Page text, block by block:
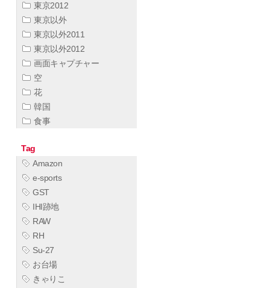
東京2012
東京以外
東京以外2011
東京以外2012
画面キャプチャー
空
花
韓国
食事
Tag
Amazon
e-sports
GST
IHI跡地
RAW
RH
Su-27
お台場
きゃりこ